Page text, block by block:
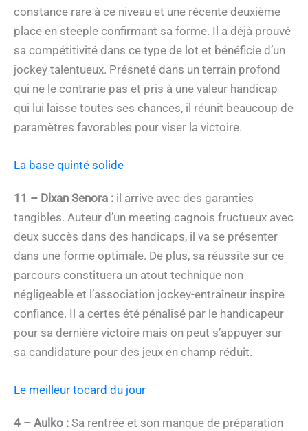
constance rare à ce niveau et une récente deuxième
place en steeple confirmant sa forme. Il a déjà prouvé
sa compétitivité dans ce type de lot et bénéficie d’un
jockey talentueux. Présneté dans un terrain profond
qui ne le contrarie pas et pris à une valeur handicap
qui lui laisse toutes ses chances, il réunit beaucoup de
paramètres favorables pour viser la victoire.
La base quinté solide
11 – Dixan Senora : il arrive avec des garanties
tangibles. Auteur d’un meeting cagnois fructueux avec
deux succès dans des handicaps, il va se présenter
dans une forme optimale. De plus, sa réussite sur ce
parcours constituera un atout technique non
négligeable et l’association jockey-entraîneur inspire
confiance. Il a certes été pénalisé par le handicapeur
pour sa dernière victoire mais on peut s’appuyer sur
sa candidature pour des jeux en champ réduit.
Le meilleur tocard du jour
4 – Aulko : Sa rentrée et son manque de préparation